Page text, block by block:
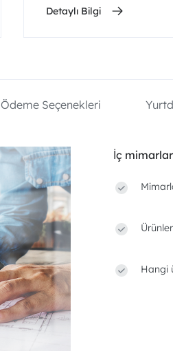
Detaylı Bilgi
Ödeme Seçenekleri
İç
Hangi